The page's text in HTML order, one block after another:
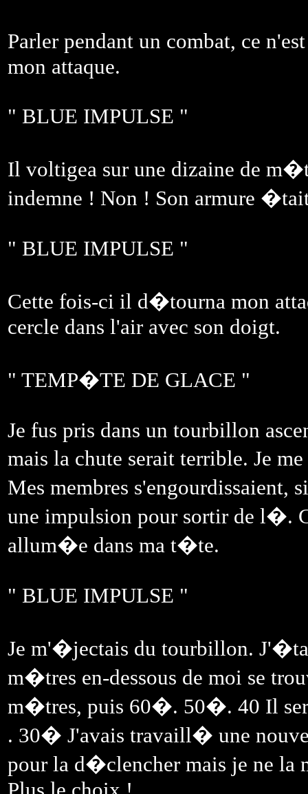
Parler pendant un combat, ce
mon attaque.
" BLUE IMPULSE "
Il voltigea sur une dizaine de
indemne ! Non ! Son armure
" BLUE IMPULSE "
Cette fois-ci il d�tourna mon
cercle dans l'air avec son doigt.
" TEMP�TE DE GLACE "
Je fus pris dans un tourbillon
mais la chute serait terrible. Je
Mes membres
une impulsion pour sortir de l�.
allum�e dans ma t�te.
" BLUE IMPULSE "
Je m'�jectais du tourbillon.
m�tres en-dessous de moi se
m�tres, puis 60�. 50�. 40 Il
. 30� J'avais travaill� une
pour la d�clencher mais je ne